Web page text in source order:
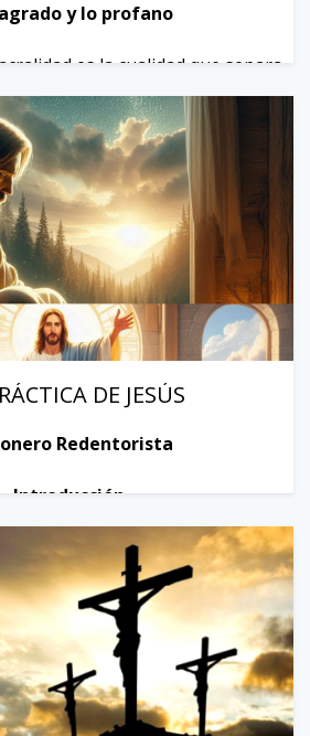
y lo profano
es la cualidad que separa
a parte un espa...
DE JESÚS
Redentorista
Introducción
el reino de Dios, Jes...